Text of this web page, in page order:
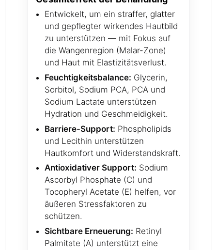
Entwickelt, um ein straffer, glatter
und gepflegter wirkendes Hautbild
zu unterstützen — mit Fokus auf
die Wangenregion (Malar-Zone)
und Haut mit Elastizitätsverlust.
Feuchtigkeitsbalance: Glycerin,
Sorbitol, Sodium PCA, PCA und
Sodium Lactate unterstützen
Hydration und Geschmeidigkeit.
Barriere-Support: Phospholipids
und Lecithin unterstützen
Hautkomfort und Widerstandskraft.
Antioxidativer Support: Sodium
Ascorbyl Phosphate (C) und
Tocopheryl Acetate (E) helfen, vor
äußeren Stressfaktoren zu
schützen.
Sichtbare Erneuerung: Retinyl
Palmitate (A) unterstützt eine